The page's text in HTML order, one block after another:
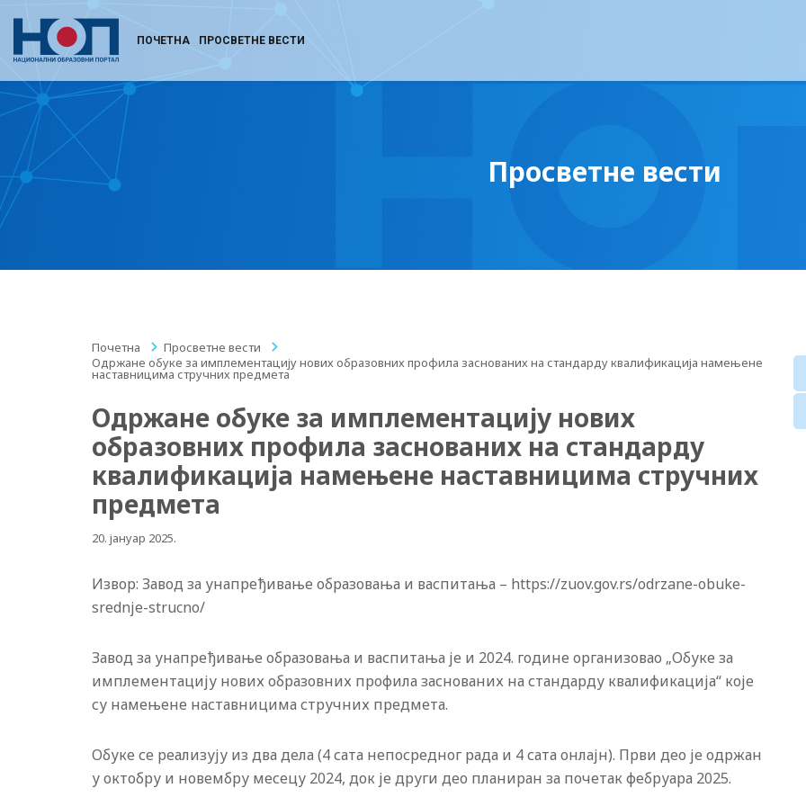
ПОЧЕТНА ПРОСВЕТНЕ ВЕСТИ
Просветне вести
Почетна / Просветне вести
/
Одржане обуке за имплементацију нових образовних профила заснованих на стандарду квалификација намењене
наставницима стручних предмета
Одржане обуке за имплементацију нових
образовних профила заснованих на стандарду
квалификација намењене наставницима стручних
предмета
20. јануар 2025.
Извор: Завод за унапређивање образовања и васпитања – https://zuov.gov.rs/odrzane-obuke-
srednje-strucno/
Завод за унапређивање образовања и васпитања је и 2024. године организовао „Обуке за
имплементацију нових образовних профила заснованих на стандарду квалификација“ које
су намењене наставницима стручних предмета.
Обуке се реализују из два дела (4 сата непосредног рада и 4 сата онлајн). Први део је одржан
у октобру и новембру месецу 2024, док је други део планиран за почетак фебруара 2025.